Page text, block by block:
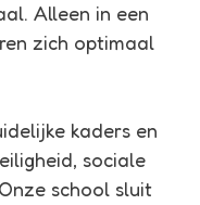
Alleen in een
zich optimaal
kaders en
sociale
school sluit